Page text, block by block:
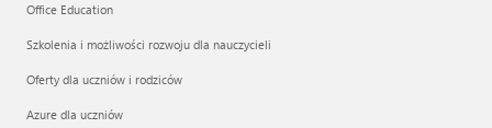
Office Education
Szkolenia i możliwości rozwoju dla nauczycieli
Oferty dla uczniów i rodziców
Azure dla uczniów